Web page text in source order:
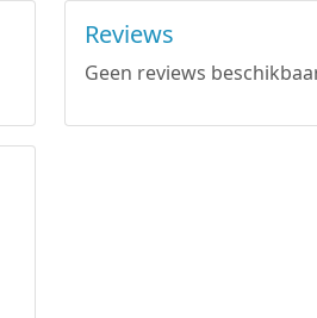
Reviews
Geen reviews